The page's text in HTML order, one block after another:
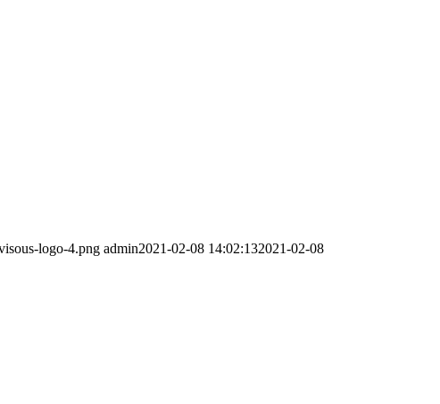
logo-4.png admin2021-02-08 14:02:132021-02-08